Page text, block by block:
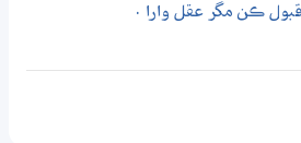
ڪن مگر عقل وارا .